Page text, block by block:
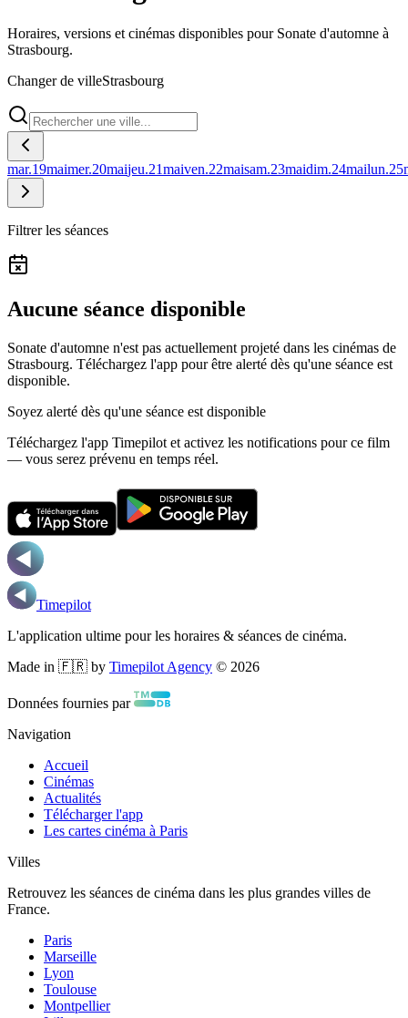
Horaires, versions et cinémas disponibles pour Sonate d'automne à
Strasbourg.
Changer de villeStrasbourg
mar.19maimer.20maijeu.21maiven.22maisam.23maidim.24mailun.25
Filtrer les séances
Aucune séance disponible
Sonate d'automne n'est pas actuellement projeté dans les cinémas de
Strasbourg. Téléchargez l'app pour être alerté dès qu'une séance est
disponible.
Soyez alerté dès qu'une séance est disponible
Téléchargez l'app Timepilot et activez les notifications pour ce film
— vous serez prévenu en temps réel.
Timepilot
L'application ultime pour les horaires & séances de cinéma.
Made in 🇫🇷 by Timepilot Agency © 2026
Données fournies par
Navigation
Accueil
Cinémas
Actualités
Télécharger l'app
Les cartes cinéma à Paris
Villes
Retrouvez les séances de cinéma dans les plus grandes villes de
France.
Paris
Marseille
Lyon
Toulouse
Montpellier